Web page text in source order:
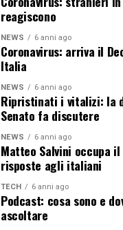
reagiscono
NEWS 6 anni ago
Coronavirus: arriva il
Italia
NEWS 6 anni ago
Ripristinati i vitalizi: la
Senato fa discutere
NEWS 6 anni ago
Matteo Salvini occupa
risposte agli italiani
TECH 6 anni ago
Podcast: cosa sono e
ascoltare